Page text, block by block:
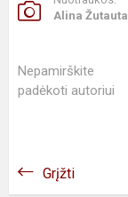
Alina
Nepamirškite
padėkoti autoriui
Grįžti